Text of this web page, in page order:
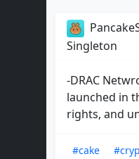
Singleton
-DRAC
launched in
rights, and
#cake